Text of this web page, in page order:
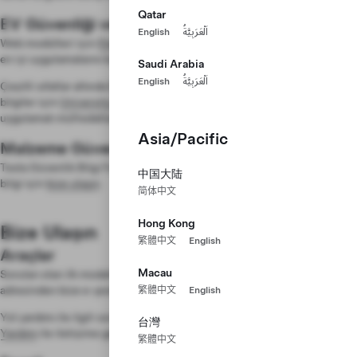
Qatar
English اَلْعَرَبِيَّةُ
Saudi Arabia
English اَلْعَرَبِيَّةُ
Asia/Pacific
中国大陆
简体中文
Hong Kong
繁體中文 English
Macau
繁體中文 English
台灣
繁體中文
EV Güvenliği ve Eğitimi
Web modülleri için
en iyi uygulamalarını kapsayan bilgileri inceleyin.
Çeşitli sıfatlar altında EV'ler ile çalışan profesyonellere yönelik özel
bilgiler için
University of Extrication
uygulamalı müfredatları inceleyin.
Malzeme Güvenliği
Tesla Güvenlik Bilgi Formları (SDS) talep üzerine sunulmaktadır. Ek
bilgi için
bize ulaşın
Bize Ulaşın
Araçlar
Soruları olan ilk müdahale ekipleri
adresinden bize e-posta gönderebilir.
Yol yardımı ile ilgili soruları olan ikinci müdahale ekipleri
Yardımı
ile iletişime geçebilir.